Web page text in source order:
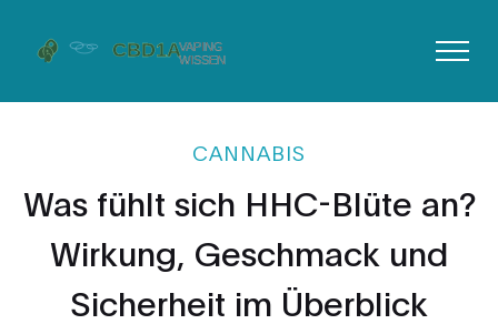
CANNABIS
Was fühlt sich HHC-Blüte an?
Wirkung, Geschmack und
Sicherheit im Überblick